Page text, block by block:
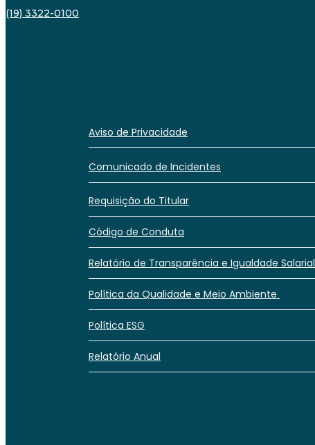
(19) 3322-0100
Aviso de Privacidade
Comunicado de Incidentes
Requisição do Titular
Código de Conduta
Relatório de Transparência e Igualdade Salarial
Política da Qualidade e Meio Ambiente
Política ESG
Relatório Anual